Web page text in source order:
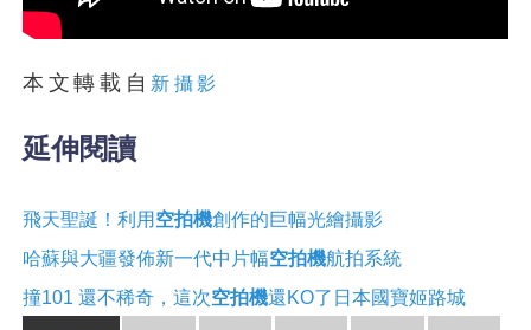
本文轉載自 新攝影
延伸閱讀
飛天聖誕！利用 空拍機創作的巨幅光繪攝影
哈蘇與大疆發佈新一代中片幅空拍機航拍系統
撞101 還不稀奇，這次空拍機還KO了日本國寶姬路城